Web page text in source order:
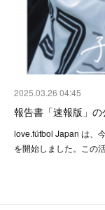
2025.03.26 04:45
報告書「速報版」
love.fútbol Japan は、
を開始しました。この